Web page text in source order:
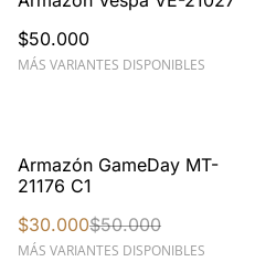
$50.000
MÁS VARIANTES DISPONIBLES
%
Armazón GameDay MT-
21176 C1
$30.000$50.000
MÁS VARIANTES DISPONIBLES